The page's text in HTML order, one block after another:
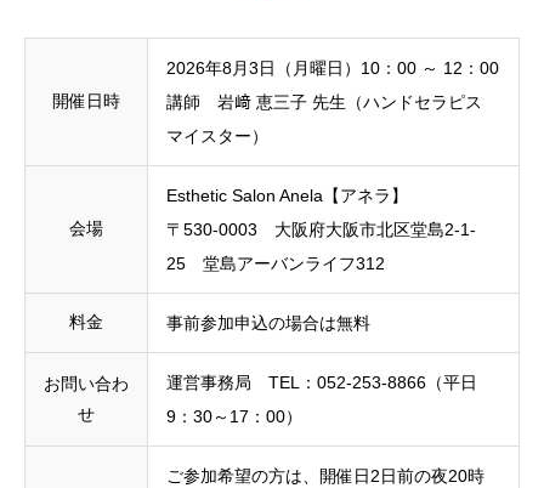
開催日時
2026年8月3日（月曜日）10：00 ～ 12：00
講師 岩﨑 恵三子 先生（ハンドセラピス
マイスター）
会場
Esthetic Salon Anela【アネラ】
〒530-0003 大阪府大阪市北区堂島2-1-
25 堂島アーバンライフ312
料金 事前参加申込の場合は無料
お問い合わ
せ
運営事務局 TEL：052-253-8866（平日
9：30～17：00）
ご参加希望の方は、開催日2日前の夜20時